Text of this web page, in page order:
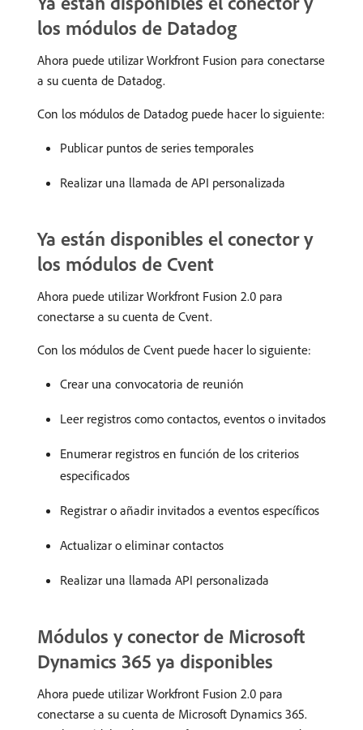
los módulos de Datadog
Ahora puede utilizar Workfront Fusion para conectarse
a su cuenta de Datadog.
Con los módulos de Datadog puede hacer lo siguiente:
Publicar puntos de series temporales
Realizar una llamada de API personalizada
Ya están disponibles el conector y
los módulos de Cvent
Ahora puede utilizar Workfront Fusion 2.0 para
conectarse a su cuenta de Cvent.
Con los módulos de Cvent puede hacer lo siguiente:
Crear una convocatoria de reunión
Leer registros como contactos, eventos o invitados
Enumerar registros en función de los criterios
especificados
Registrar o añadir invitados a eventos específicos
Actualizar o eliminar contactos
Realizar una llamada API personalizada
Módulos y conector de Microsoft
Dynamics 365 ya disponibles
Ahora puede utilizar Workfront Fusion 2.0 para
conectarse a su cuenta de Microsoft Dynamics 365.